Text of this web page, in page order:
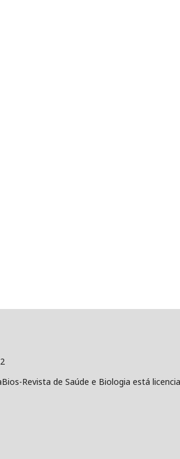
Revista de Saúde e Biologia está